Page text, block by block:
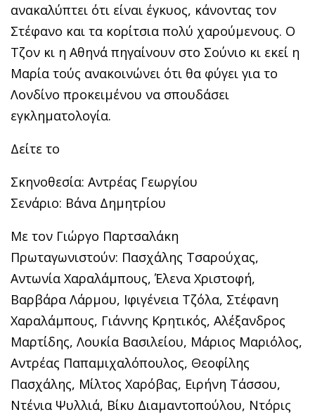
ανακαλύπτει ότι είναι έγκυος, κάνοντας τον
Στέφανο και τα κορίτσια πολύ χαρούμενους. Ο
Τζον κι η Αθηνά πηγαίνουν στο Σούνιο κι εκεί η
Μαρία τούς ανακοινώνει ότι θα φύγει για το
Λονδίνο προκειμένου να σπουδάσει
εγκληματολογία.
Δείτε το
Σκηνοθεσία: Αντρέας Γεωργίου
Σενάριο: Βάνα Δημητρίου
Με τον Γιώργο Παρτσαλάκη
Πρωταγωνιστούν: Πασχάλης Τσαρούχας,
Αντωνία Χαραλάμπους, Έλενα Χριστοφή,
Βαρβάρα Λάρμου, Ιφιγένεια Τζόλα, Στέφανη
Χαραλάμπους, Γιάννης Κρητικός, Αλέξανδρος
Μαρτίδης, Λουκία Βασιλείου, Μάριος Μαριόλος,
Αντρέας Παπαμιχαλόπουλος, Θεοφίλης
Πασχάλης, Μίλτος Χαρόβας, Ειρήνη Τάσσου,
Ντένια Ψυλλιά, Βίκυ Διαμαντοπούλου, Ντόρις